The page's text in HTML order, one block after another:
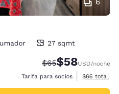
27 sqmt
Tarifa tachada:
$65Tarifa reducida:
$58USD/noche
Tarifa para socios
Ver detalles
$66 total